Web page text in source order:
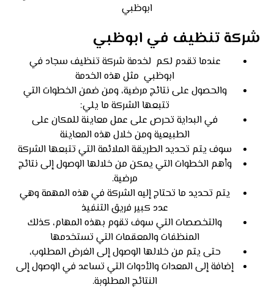
ابوظبي
شركة تنظيف في ابوظبي
عندما تقدم لكم لخدمة شركة تنظيف سجاد في
ابوظبي مثل هذه الخدمة
والحصول على نتائج مرضية، ومن ضمن الخطوات التي
تتبعها الشركة ما يلي:
في البداية تحرص على عمل معاينة للمكان على
الطبيعية ومن خلال هذه المعاينة
سوف يتم تحديد الطريقة الملائمة التي تتبعها الشركة
وأهم الخطوات التي يمكن من خلالها الوصول إلى نتائج
مرضية.
يتم تحديد ما تحتاج إليه الشركة في هذه المهمة وهي
عدد كبير فريق التنفيذ
والتخصصات التي سوف تقوم بهذه المهام، كذلك
المنظفات والمعقمات التي تستخدمها
حتى يتم من خلالها الوصول إلى الغرض المطلوب،
إضافة إلى المعدات والأدوات التي تساعد في الوصول إلى
النتائج المطلوبة.